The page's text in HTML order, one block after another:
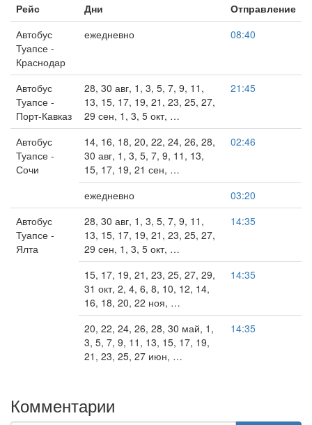
Рейс Дни
Отправление
Автобус
Туапсе -
Краснодар
ежедневно 08:40
Автобус
Туапсе -
Порт-Кавказ
28, 30 авг, 1, 3, 5, 7, 9, 11,
13, 15, 17, 19, 21, 23, 25, 27,
29 сен, 1, 3, 5 окт, …
21:45
Автобус
Туапсе -
Сочи
14, 16, 18, 20, 22, 24, 26, 28,
30 авг, 1, 3, 5, 7, 9, 11, 13,
15, 17, 19, 21 сен, …
02:46
ежедневно
03:20
Автобус
Туапсе -
Ялта
28, 30 авг, 1, 3, 5, 7, 9, 11,
13, 15, 17, 19, 21, 23, 25, 27,
29 сен, 1, 3, 5 окт, …
14:35
15, 17, 19, 21, 23, 25, 27, 29,
31 окт, 2, 4, 6, 8, 10, 12, 14,
16, 18, 20, 22 ноя, …
14:35
20, 22, 24, 26, 28, 30 май, 1,
3, 5, 7, 9, 11, 13, 15, 17, 19,
21, 23, 25, 27 июн, …
14:35
Комментарии